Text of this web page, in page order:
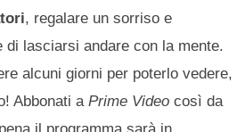
, regalare un sorriso e
di lasciarsi andare con la mente.
alcuni giorni per poterlo vedere,
Abbonati aPrime Video così da
il programma sarà in